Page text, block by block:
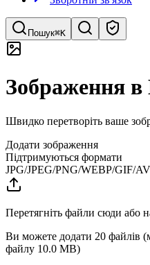
Пошук⌘K
Швидкий пошук інструментів
Зображення в
Швидко перетворіть ваше
Додати зображення
Підтримуються формати
JPG/JPEG/PNG/WEBP/GIF/
Перетягніть файли сюди або
Ви можете додати 20 файлів
файлу 10.0 MB)